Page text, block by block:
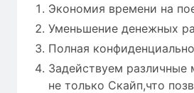
Экономия времени на
Уменьшение денежных
Полная
Задействуем различные
не только Скайп,что